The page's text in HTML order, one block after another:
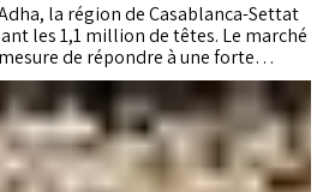
la région de Casablanca-Settat
les 1,1 million de têtes. Le marché
de répondre à une forte
les espaces de commercialisation,
les marchés hebdomadaires.